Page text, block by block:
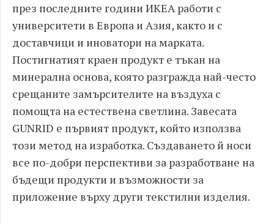
през последните години ИКЕА работи с
университети в Европа и Азия, както и с
доставчици и иноватори на марката.
Постигнатият краен продукт е тъкан на
минерална основа, която разгражда най-често
срещаните замърсителите на въздуха с
помощта на естествена светлина. Завесата
GUNRID е първият продукт, който използва
този метод на изработка. Създаването й носи
все по-добри перспективи за разработване на
бъдещи продукти и възможности за
приложение върху други текстилни изделия.